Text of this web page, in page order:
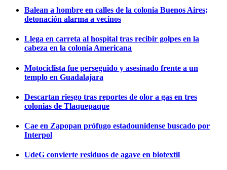
Balean a hombre en calles de la colonia Buenos Aires;
detonación alarma a vecinos
Llega en carreta al hospital tras recibir golpes en la
cabeza en la colonia Americana
Motociclista fue perseguido y asesinado frente a un
templo en Guadalajara
Descartan riesgo tras reportes de olor a gas en tres
colonias de Tlaquepaque
Cae en Zapopan prófugo estadounidense buscado por
Interpol
UdeG convierte residuos de agave en biotextil